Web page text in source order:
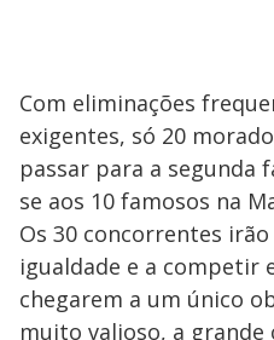
Com eliminações
exigentes, só 20
passar para a segunda
se aos 10 famosos na
Os 30 concorrentes
igualdade e a competir
chegarem a um único
muito valioso, a grande